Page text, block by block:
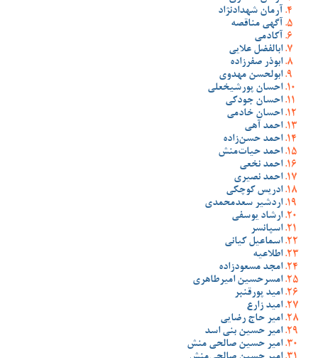
آرمان شهدادنژاد
آگهی مناقصه
آکادمی
ابالفضل علایی
ابوذر صفرزاده
ابولحسن مهدوی
احسان پورشیخعلی
احسان جودکی
احسان خادمی
احمد آهی
احمد حسن‌زاده
احمد حیات‌منش
احمد نخعی
احمد نصیری
ادریس کوچکی
اردشیر سعدمحمدی
ارشاد یوسفی
اسپانسر
اسماعیل کیانی
اطلاعیه
امجد مسعودزاده
امسرحسین امیرطاهری
امید پورقنبر
امید زارع
امیر حاج رضایی
امیر حسین بنی اسد
امیر حسین صالحی منش